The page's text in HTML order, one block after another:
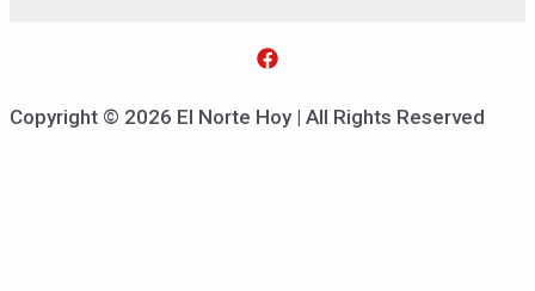
Copyright © 2026 El Norte Hoy | All Rights Reserved